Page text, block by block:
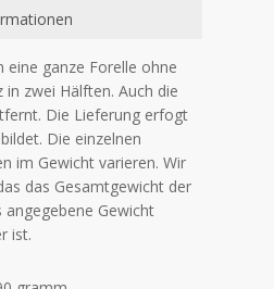
eine ganze Forelle ohne
in zwei Hälften. Auch die
Die Lieferung erfogt
Die einzelnen
im Gewicht varieren. Wir
das Gesamtgewicht der
angegebene Gewicht
ist.